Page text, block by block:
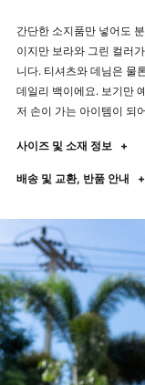
간단한 소지품만 넣어도
이지만 보라와 그린 컬러
니다. 티셔츠와 데님은 물
데일리 백이에요. 보기만
저 손이 가는 아이템이 되
사이즈 및 소재 정보 +
배송 및 교환, 반품 안내 +